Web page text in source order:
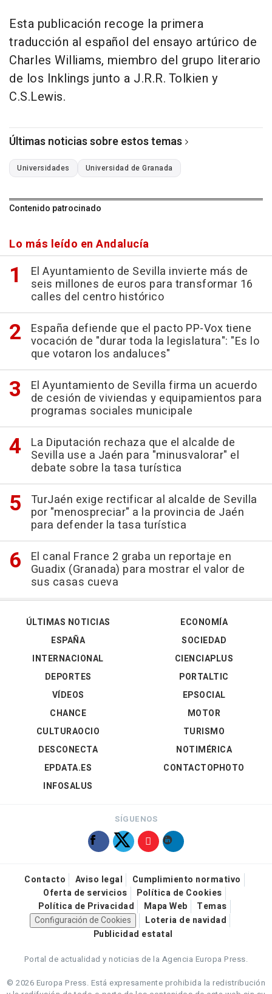
Esta publicación recoge la primera
traducción al español del ensayo artúrico de
Charles Williams, miembro del grupo literario
de los Inklings junto a J.R.R. Tolkien y
C.S.Lewis.
Últimas noticias sobre estos temas
Universidades Universidad de Granada
Contenido patrocinado
Lo más leído en Andalucía
El Ayuntamiento de Sevilla invierte más de
seis millones de euros para transformar 16
calles del centro histórico
España defiende que el pacto PP-Vox tiene
vocación de "durar toda la legislatura": "Es lo
que votaron los andaluces"
El Ayuntamiento de Sevilla firma un acuerdo
de cesión de viviendas y equipamientos para
programas sociales municipale
La Diputación rechaza que el alcalde de
Sevilla use a Jaén para "minusvalorar" el
debate sobre la tasa turística
TurJaén exige rectificar al alcalde de Sevilla
por "menospreciar" a la provincia de Jaén
para defender la tasa turística
El canal France 2 graba un reportaje en
Guadix (Granada) para mostrar el valor de
sus casas cueva
ÚLTIMAS NOTICIAS
ESPAÑA
INTERNACIONAL
DEPORTES
VÍDEOS
ECONOMÍA
SOCIEDAD
CIENCIAPLUS
PORTALTIC
EPSOCIAL
CHANCE
CULTURAOCIO
DESCONECTA
EPDATA.ES
INFOSALUS
MOTOR
TURISMO
NOTIMÉRICA
CONTACTOPHOTO
SÍGUENOS
Contacto Aviso legal
Cumplimiento normativo
Oferta de servicios
Política de Cookies
Política de Privacidad
Mapa Web
Temas
Configuración de Cookies
Loteria de navidad
Publicidad estatal
Portal de actualidad y noticias de la Agencia Europa Press.
© 2026 Europa Press. Está expresamente prohibida la redistribución